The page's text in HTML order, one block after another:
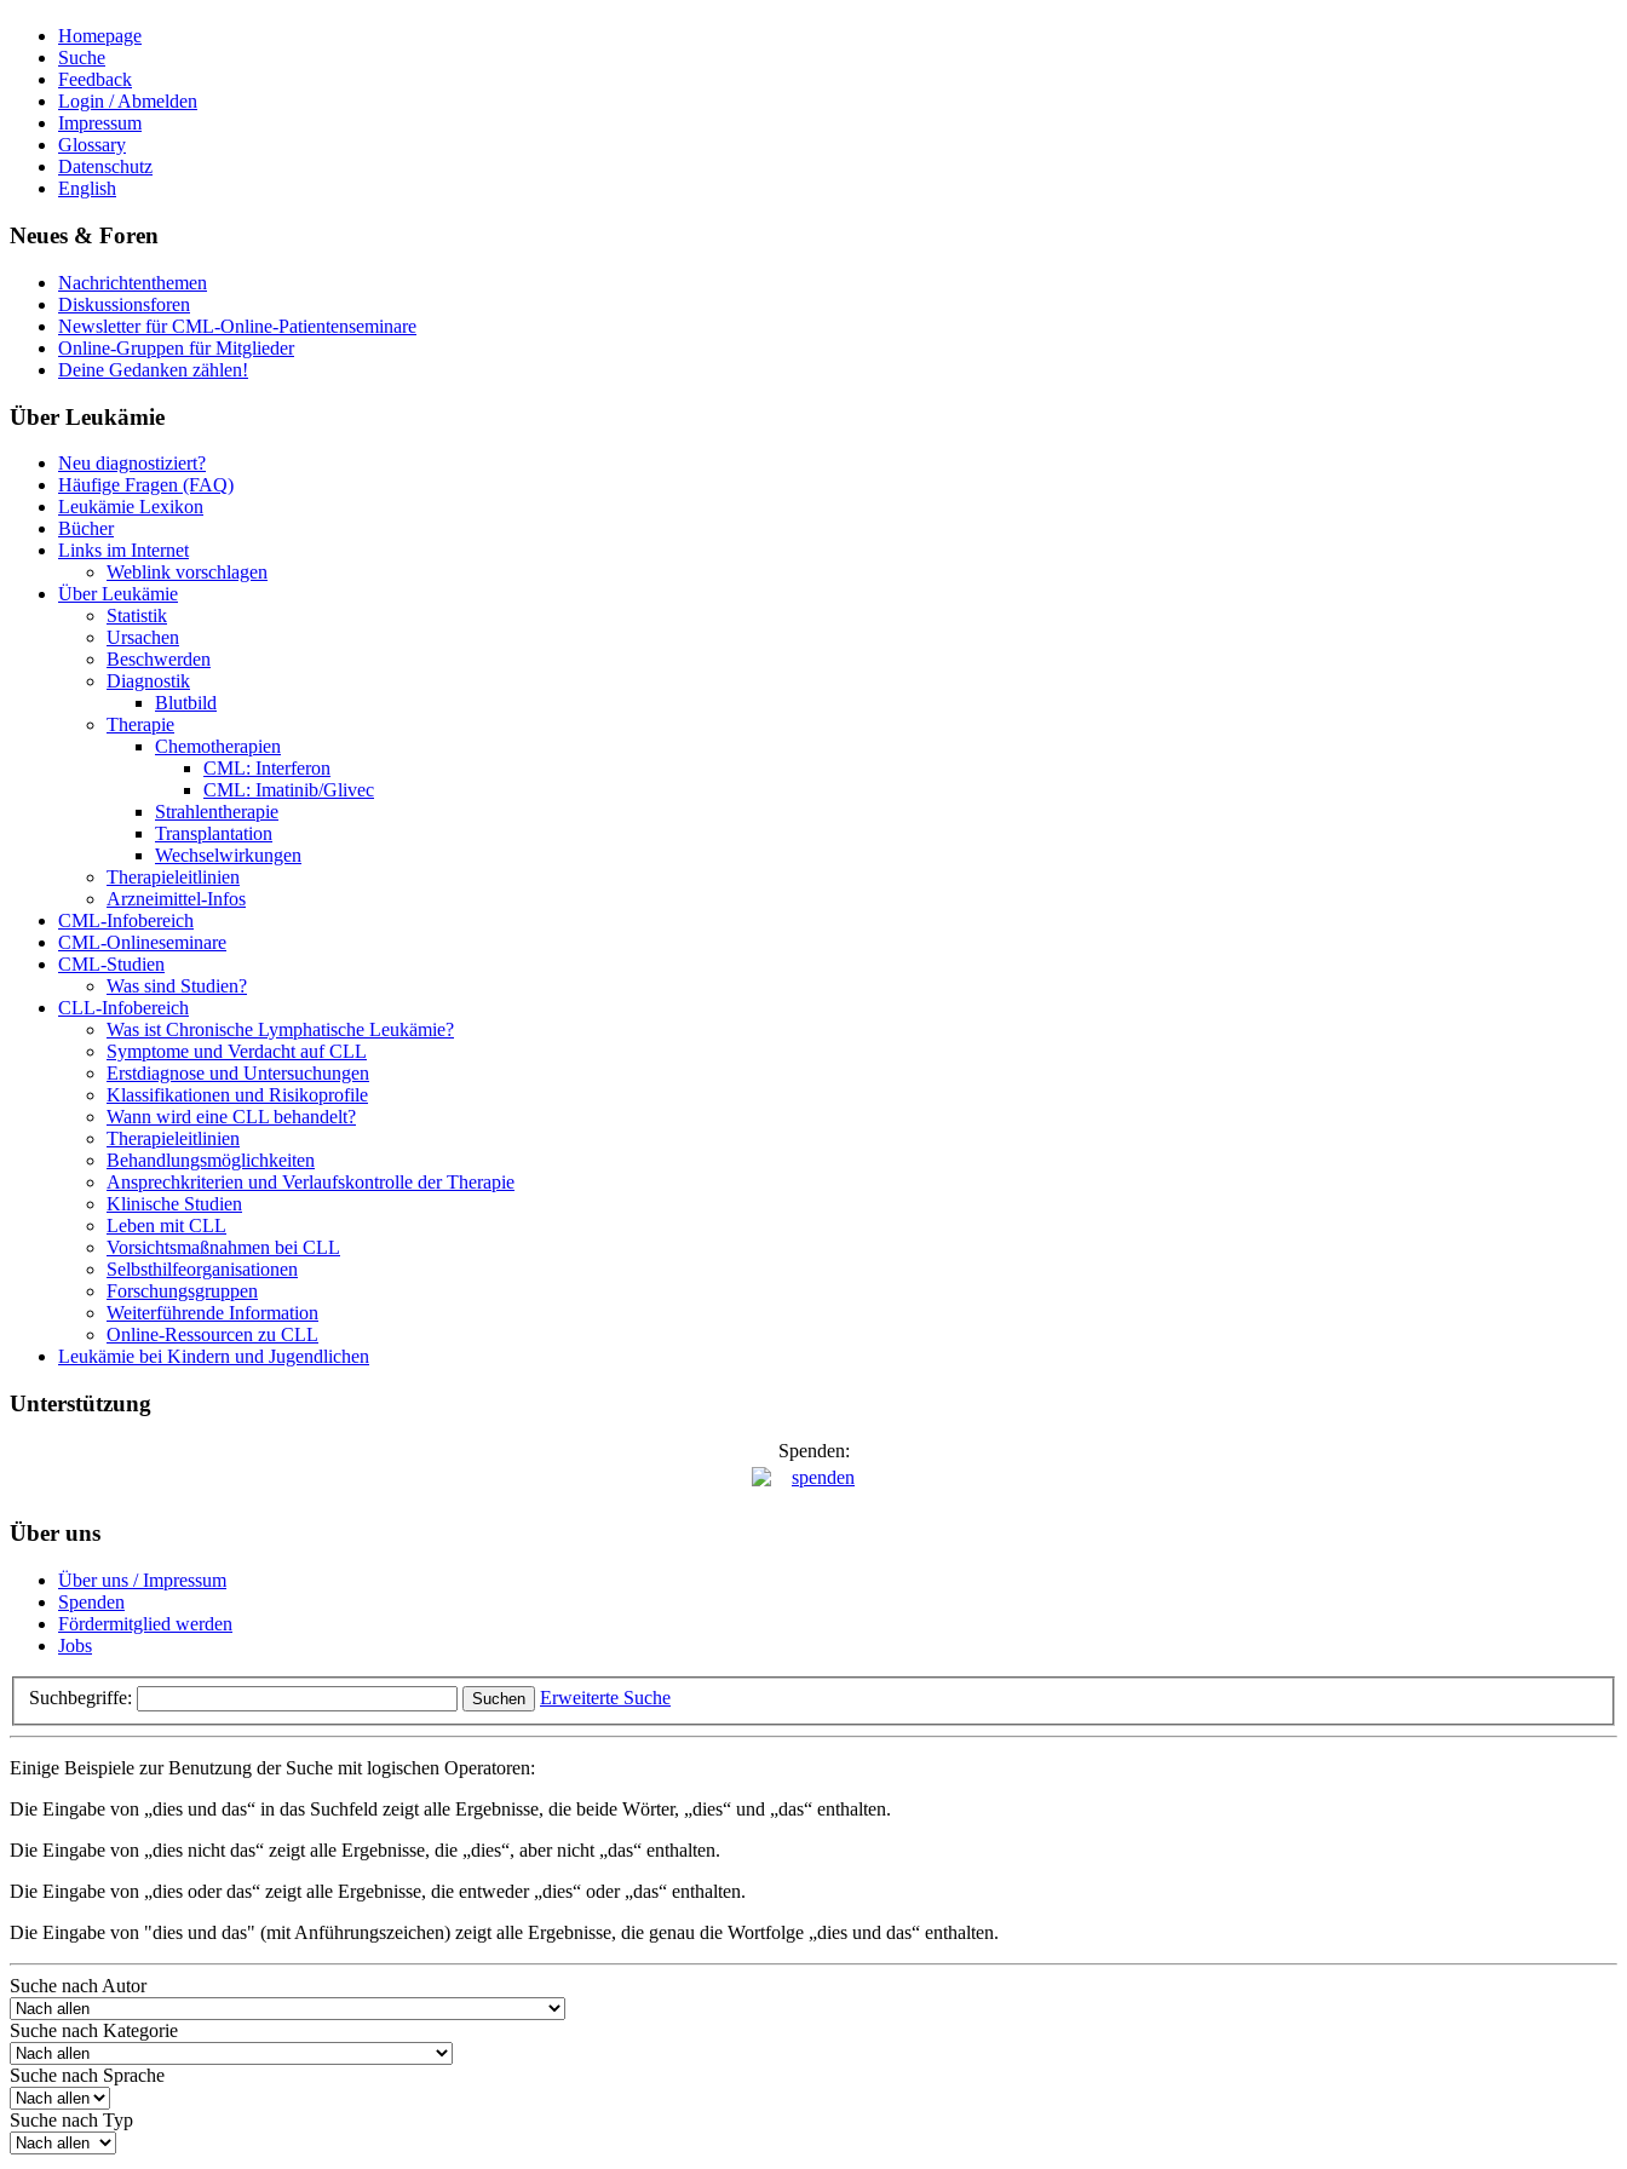
Homepage
Suche
Feedback
Login / Abmelden
Impressum
Glossary
Datenschutz
English
Neues & Foren
Nachrichtenthemen
Diskussionsforen
Newsletter für CML-Online-Patientenseminare
Online-Gruppen für Mitglieder
Deine Gedanken zählen!
Über Leukämie
Neu diagnostiziert?
Häufige Fragen (FAQ)
Leukämie Lexikon
Bücher
Links im Internet
Weblink vorschlagen
Über Leukämie
Statistik
Ursachen
Beschwerden
Diagnostik
Blutbild
Therapie
Chemotherapien
CML: Interferon
CML: Imatinib/Glivec
Strahlentherapie
Transplantation
Wechselwirkungen
Therapieleitlinien
Arzneimittel-Infos
CML-Infobereich
CML-Onlineseminare
CML-Studien
Was sind Studien?
CLL-Infobereich
Was ist Chronische Lymphatische Leukämie?
Symptome und Verdacht auf CLL
Erstdiagnose und Untersuchungen
Klassifikationen und Risikoprofile
Wann wird eine CLL behandelt?
Therapieleitlinien
Behandlungsmöglichkeiten
Ansprechkriterien und Verlaufskontrolle der Therapie
Klinische Studien
Leben mit CLL
Vorsichtsmaßnahmen bei CLL
Selbsthilfeorganisationen
Forschungsgruppen
Weiterführende Information
Online-Ressourcen zu CLL
Leukämie bei Kindern und Jugendlichen
Unterstützung
Spenden:
Über uns
Über uns / Impressum
Spenden
Fördermitglied werden
Jobs
Suchbegriffe: Suchen Erweiterte Suche
Einige Beispiele zur Benutzung der Suche mit logischen Operatoren:
Die Eingabe von „dies und das“ in das Suchfeld zeigt alle Ergebnisse, die beide Wörter, „dies“ und „das“ enthalten.
Die Eingabe von „dies nicht das“ zeigt alle Ergebnisse, die „dies“, aber nicht „das“ enthalten.
Die Eingabe von „dies oder das“ zeigt alle Ergebnisse, die entweder „dies“ oder „das“ enthalten.
Die Eingabe von "dies und das" (mit Anführungszeichen) zeigt alle Ergebnisse, die genau die Wortfolge „dies und das“ enthalten.
Suche nach Autor
Suche nach Kategorie
Suche nach Sprache
Suche nach Typ